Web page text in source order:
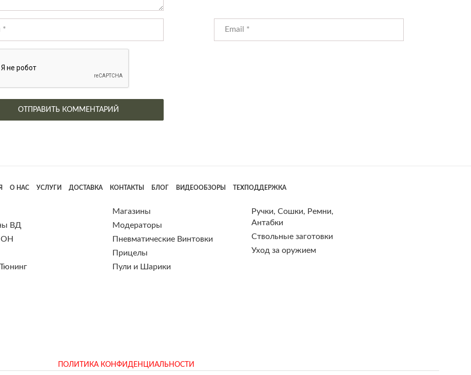
О НАС УСЛУГИ ДОСТАВКА КОНТАКТЫ БЛОГ ВИДЕООБЗОРЫ ТЕХПОДДЕРЖКА
ВД
Магазины
Модераторы
Пневматические Винтовки
Прицелы
Пули и Шарики
Ручки, Сошки, Ремни,
Антабки
Ствольные заготовки
Уход за оружием
ПОЛИТИКА КОНФИДЕНЦИАЛЬНОСТИ